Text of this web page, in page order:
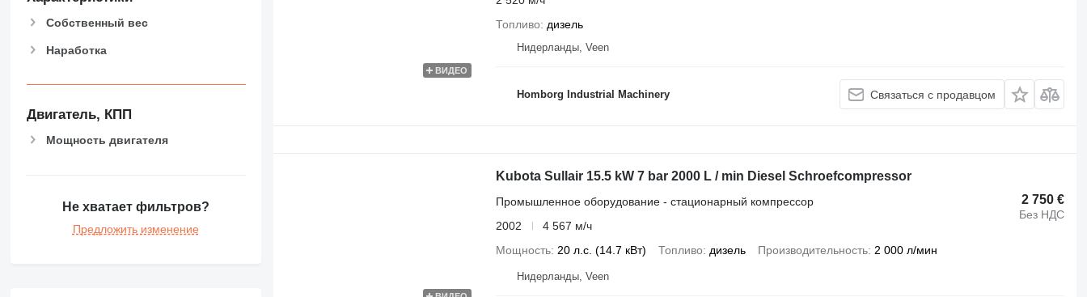
Собственный вес
Наработка
Двигатель, КПП
Мощность двигателя
Не хватает фильтров?
Предложить изменение
ВИДЕО
Топливо
дизель
Нидерланды, Veen
Homborg Industrial Machinery Связаться с продавцом
Kubota Sullair 15.5 kW 7 bar 2000 L / min Diesel Schroefcompressor
2 750 €
Без НДС
Промышленное оборудование - стационарный компрессор
2002
4 567 м/ч
Мощность 20 л.с. (14.7 кВт) Топливо дизель Производительность 2 000 л/мин
Нидерланды, Veen